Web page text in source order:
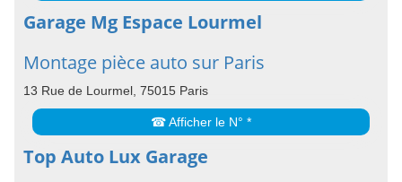
Garage Mg Espace Lourmel
Montage pièce auto sur Paris
13 Rue de Lourmel, 75015 Paris
☎ Afficher le N° *
Top Auto Lux Garage